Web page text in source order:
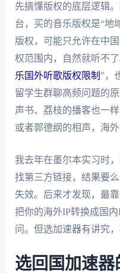
先搞懂版权的底层逻辑
台，买的音乐版权是“
版权，可能只允许在中
权范围内，自然就听不
乐国外听歌版权限制 ”，
留学生群聊高频问题的
声书、荔枝的播客也一
或者郭德纲的相声，海
我去年在墨尔本实习时，
找第三方链接，结果要
失效。后来才发现，最
把你的海外IP转换成国
问。但选加速器有讲究
选回国加速